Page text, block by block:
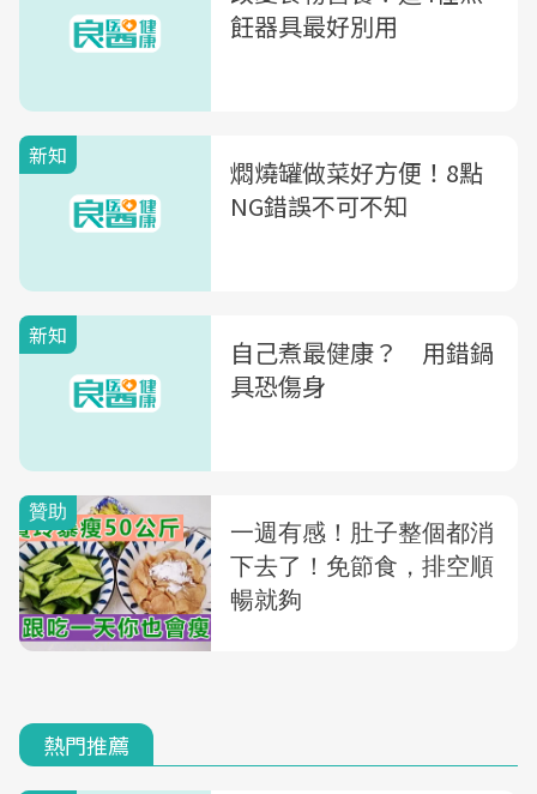
飪器具最好別用
新知
燜燒罐做菜好方便！8點
NG錯誤不可不知
新知
自己煮最健康？ 用錯鍋
具恐傷身
熱門推薦